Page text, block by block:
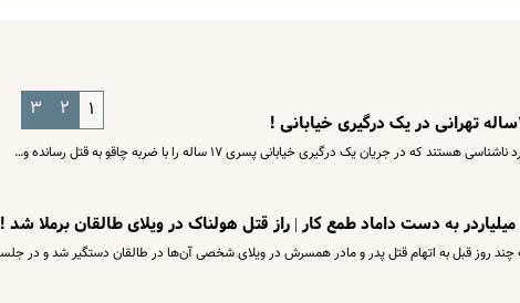
که در جریان یک درگیری خیابانی پسری ۱۷ ساله را با ضربه چاقو به قتل رسانده و…
به دست داماد طمع کار | راز قتل هولناک در ویلای طالقان برملا شد !
۱ ۲ ۳